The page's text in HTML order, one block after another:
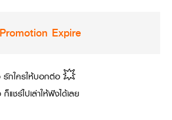
Promotion Expire
รักใครให้บอกต่อ 💥
แชร์ไปเล่าให้ฟังได้เลย